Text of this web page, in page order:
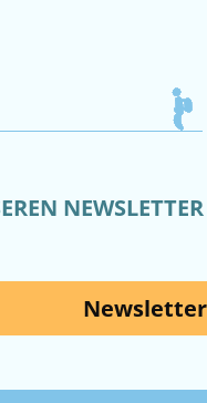
NEWSLETTER
Newsletter